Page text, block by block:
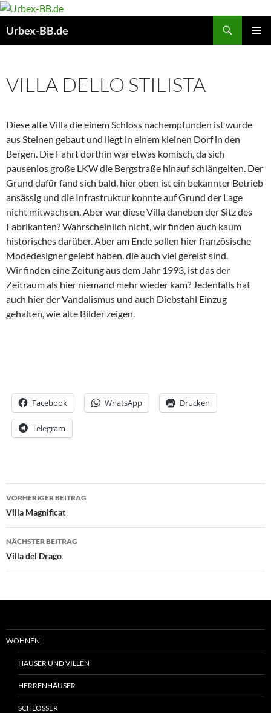
Urbex-BB.de
VILLA DELLO STILISTA
Diese alte Villa die einem Schloss nachempfunden ist wurde
aus Steinen gebaut und liegt in einem kleinen Dorf in den
Bergen. Die Fahrt dorthin war etwas komisch, da sich
pausenlos große LKW die Bergstraße hinauf schlängelten. Der
Grund dafür fand sich bald, hier oben ist ein bekannter Betrieb
ansässig und die Infrastruktur konnte auf Grund der Lage
nicht mitwachsen. Aber war diese Villa daneben der Sitz des
Fabrikanten? Wahrscheinlich nicht, wir finden auch kaum
historisches darüber. Aber am Ende sollen hier französische
Modedesigner gelebt haben, die auch viel gereist sind.
Wir finden eine Zeitung aus dem Jahr 1993, ist das der
Zeitraum als hier niemand mehr wieder kam? Jedenfalls hat
auch hier der Vandalismus und auch Diebstahl Einzug
gehalten, wie alte Bilder zeigen.
Facebook WhatsApp Drucken
Telegram
Beitrags-
Navigation
VORHERIGER BEITRAG
Villa Magnificat
NÄCHSTER BEITRAG
Villa del Drago
WOHNEN
HÄUSER UND VILLEN
HERRENHÄUSER
SCHLÖSSER